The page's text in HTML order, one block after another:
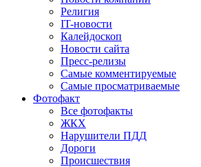
Религия
IT-новости
Калейдоскоп
Новости сайта
Пресс-релизы
Самые комментируемые
Самые просматриваемые
Фотофакт
Все фотофакты
ЖКХ
Нарушители ПДД
Дороги
Происшествия